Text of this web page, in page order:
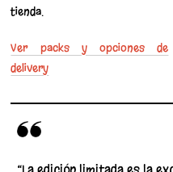
tienda.
Ver packs y opciones de
delivery